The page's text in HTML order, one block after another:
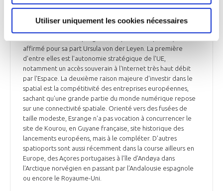
Utiliser uniquement les cookies nécessaires
d'Esrange, à 68 degrés de latitude nord, est en outre un
avantage pour le lancement des satellites à orbite polaire. «
affirmé pour sa part Ursula von der Leyen. La première
d'entre elles est l'autonomie stratégique de l'UE,
notamment un accès souverain à l'Internet très haut débit
par l'Espace. La deuxième raison majeure d'investir dans le
spatial est la compétitivité des entreprises européennes,
sachant qu'une grande partie du monde numérique repose
sur une connectivité spatiale. Orienté vers des fusées de
taille modeste, Esrange n'a pas vocation à concurrencer le
site de Kourou, en Guyane française, site historique des
lancements européens, mais à le compléter. D’autres
spatioports sont aussi récemment dans la course ailleurs en
Europe, des Açores portugaises à l'île d'Andøya dans
l'Arctique norvégien en passant par l'Andalousie espagnole
ou encore le Royaume-Uni.